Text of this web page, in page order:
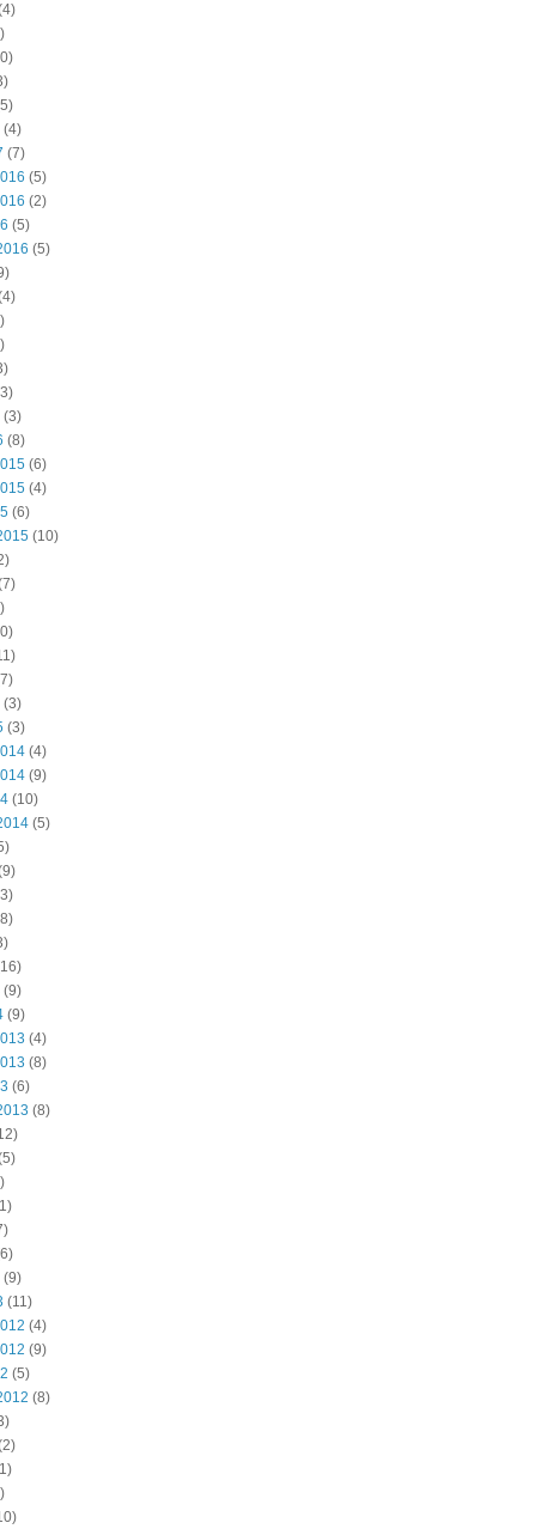
(4)
(7)
(5)
(2)
(5)
(5)
(3)
(8)
(6)
(4)
(6)
(10)
(3)
(3)
(4)
(9)
(10)
(5)
(9)
(9)
(4)
(8)
(6)
(8)
(9)
(11)
(4)
(9)
(5)
(8)